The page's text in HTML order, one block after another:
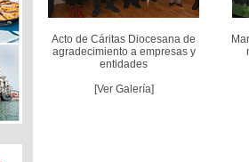
Acto de Cáritas Diocesana de
agradecimiento a empresas y
entidades
[Ver Galería]